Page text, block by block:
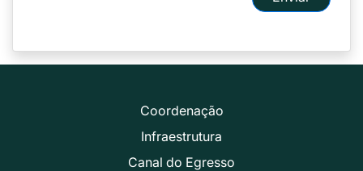
Coordenação
Infraestrutura
Canal do Egresso